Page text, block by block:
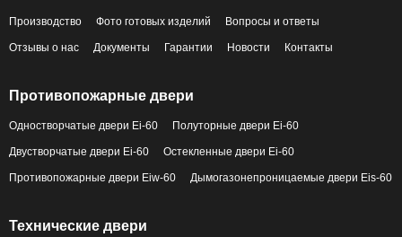
Производство Фото готовых изделий Вопросы и ответы
Отзывы о нас Документы Гарантии Новости Контакты
Противопожарные двери
Одностворчатые двери Ei-60 Полуторные двери Ei-60
Двустворчатые двери Ei-60 Остекленные двери Ei-60
Противопожарные двери Eiw-60 Дымогазонепроницаемые двери Eis-60
Технические двери